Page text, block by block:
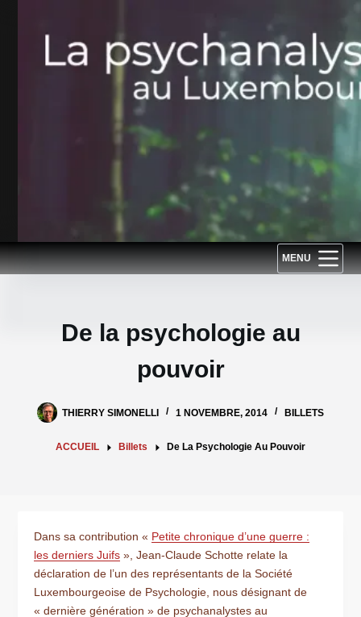
MENU
De la psychologie au
pouvoir
THIERRY SIMONELLI 1 NOVEMBRE, 2014 BILLETS
ACCUEIL Billets De La Psychologie Au Pouvoir
Dans sa contribution « Petite chronique d’une guerre :
les derniers Juifs », Jean-Claude Schotte relate la
déclaration de l’un des représentants de la Société
Luxembourgeoise de Psychologie, nous désignant de
« dernière génération » de psychanalystes au